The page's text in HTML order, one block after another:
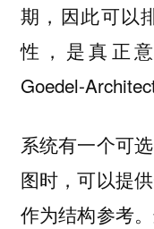
期，因此可以
性，是真正
Goedel-
系统有一个可
图时，可以提
作为结构参考